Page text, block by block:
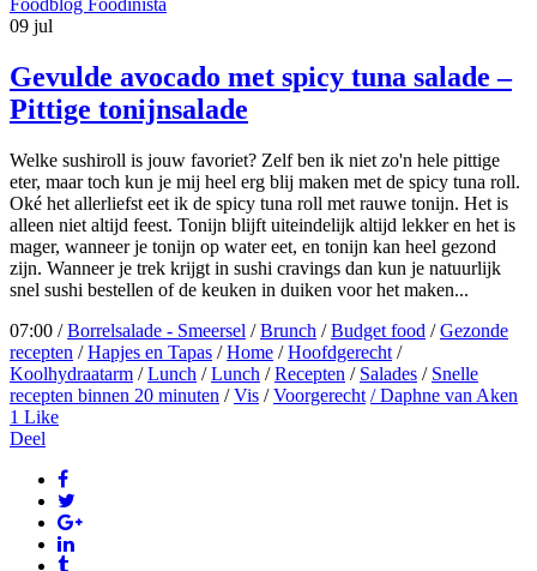
09 jul
Gevulde avocado met spicy tuna salade –
Pittige tonijnsalade
Welke sushiroll is jouw favoriet? Zelf ben ik niet zo'n hele pittige
eter, maar toch kun je mij heel erg blij maken met de spicy tuna roll.
Oké het allerliefst eet ik de spicy tuna roll met rauwe tonijn. Het is
alleen niet altijd feest. Tonijn blijft uiteindelijk altijd lekker en het is
mager, wanneer je tonijn op water eet, en tonijn kan heel gezond
zijn. Wanneer je trek krijgt in sushi cravings dan kun je natuurlijk
snel sushi bestellen of de keuken in duiken voor het maken...
07:00 /Borrelsalade - Smeersel /Brunch /Budget food /Gezonde
recepten /Hapjes en Tapas /Home /Hoofdgerecht /
Koolhydraatarm /Lunch /Lunch /Recepten / Salades / Snelle
recepten binnen 20 minuten /Vis /Voorgerecht / Daphne van Aken
1 Like
Deel